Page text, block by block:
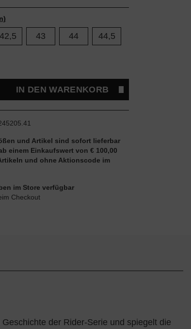
42,5 43 44 44,5
Gib den gewünschten Wert ein
IN DEN WARENKORB
und Artikel sind sofort lieferbar
einem Einkaufswert von € 100,00
und ohne Aktionscode im
im Store verfügbar
Checkout
der Rider-Serie und spiegelt die